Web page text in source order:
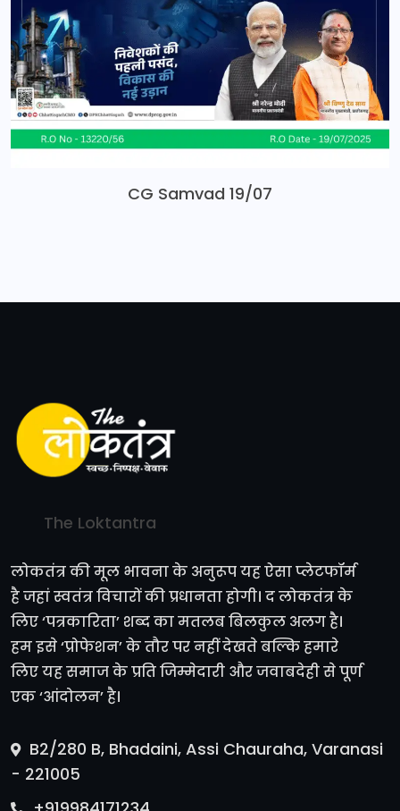
CG Samvad 19/07
The Loktantra
लोकतंत्र की मूल भावना के अनुरूप यह ऐसा प्लेटफॉर्म
है जहां स्वतंत्र विचारों की प्रधानता होगी। द लोकतंत्र के
लिए ‘पत्रकारिता’ शब्द का मतलब बिलकुल अलग है।
हम इसे ‘प्रोफेशन’ के तौर पर नहीं देखते बल्कि हमारे
लिए यह समाज के प्रति जिम्मेदारी और जवाबदेही से पूर्ण
एक ‘आंदोलन’ है।
B2/280 B, Bhadaini, Assi Chauraha, Varanasi
- 221005